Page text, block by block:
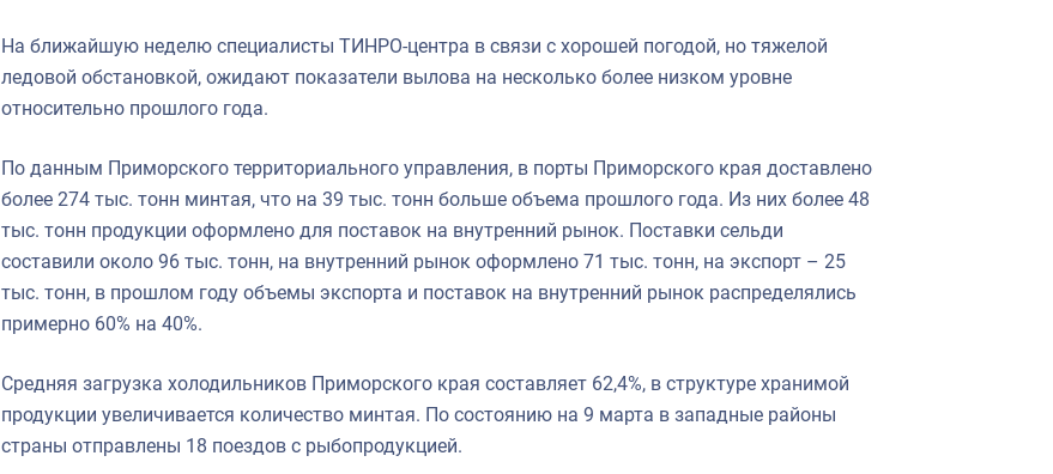
На ближайшую неделю специалисты ТИНРО-центра в связи с хорошей погодой, но тяжелой
ледовой обстановкой, ожидают показатели вылова на несколько более низком уровне
относительно прошлого года.
По данным Приморского территориального управления, в порты Приморского края доставлено
более 274 тыс. тонн минтая, что на 39 тыс. тонн больше объема прошлого года. Из них более 48
тыс. тонн продукции оформлено для поставок на внутренний рынок. Поставки сельди
составили около 96 тыс. тонн, на внутренний рынок оформлено 71 тыс. тонн, на экспорт – 25
тыс. тонн, в прошлом году объемы экспорта и поставок на внутренний рынок распределялись
примерно 60% на 40%.
Средняя загрузка холодильников Приморского края составляет 62,4%, в структуре хранимой
продукции увеличивается количество минтая. По состоянию на 9 марта в западные районы
страны отправлены 18 поездов с рыбопродукцией.